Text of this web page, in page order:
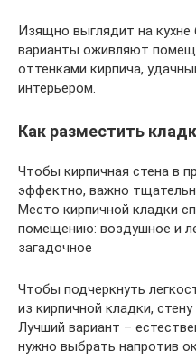
Изящно выглядит на кухне
варианты оживляют
оттенками кирпича,
интерьером.
Как разместить
Чтобы кирпичная стена в
эффектно, важно
Место кирпичной кладки
помещению: воздушное и
загадочное
Чтобы подчеркнуть
из кирпичной кладки,
Лучший вариант –
нужно выбрать напротив